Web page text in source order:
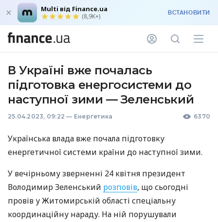
Multi від Finance.ua
(8,9K+) ВСТАНОВИТИ
В Україні вже почалась
підготовка енергосистеми до
наступної зими — Зеленський
25.04.2023, 09:22 — Енергетика 6370
Українська влада вже почала підготовку
енергетичної системи країни до наступної зими.
У вечірньому зверненні 24 квітня президент
Володимир Зеленський розповів, що сьогодні
провів у Житомирській області спеціальну
координаційну нараду. На ній порушували